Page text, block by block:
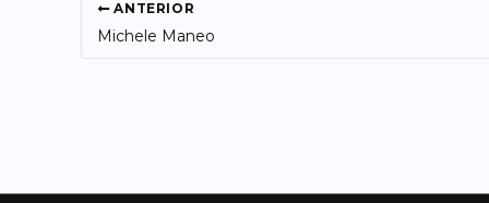
ANTERIOR
Michele Maneo